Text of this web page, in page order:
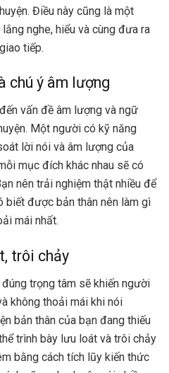
Điều này cũng là một
nghe, hiểu và cùng đưa ra
tiếp.
chú ý âm lượng
vấn đề âm lượng và ngữ
Một người có kỹ năng
lời nói và âm lượng của
mục đích khác nhau sẽ có
nên trải nghiệm thật nhiều để
biết được bản thân nên làm gì
mái nhất.
trôi chảy
trọng tâm sẽ khiến người
không thoải mái khi nói
bản thân của bạn đang thiếu
trình bày lưu loát và trôi chảy
bằng cách tích lũy kiến thức